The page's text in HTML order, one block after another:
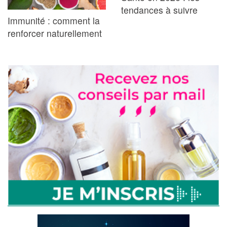
Immunité : comment la
renforcer naturellement
tendances à suivre